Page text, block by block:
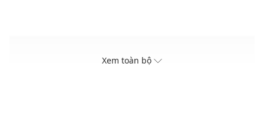
Xem toàn bộ